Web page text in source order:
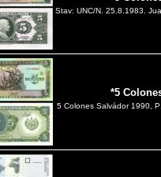
Stav: UNC/N. 25.8.1983.
*5
5 Colones Salvádor 1990,